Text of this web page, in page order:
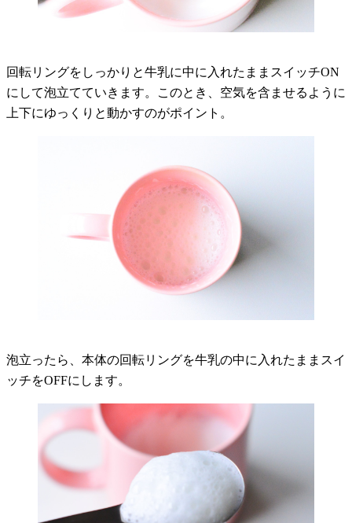
回転リングをしっかりと牛乳に中に入れたままスイッチON
にして泡立てていきます。このとき、空気を含ませるように
上下にゆっくりと動かすのがポイント。
泡立ったら、本体の回転リングを牛乳の中に入れたままスイ
ッチをOFFにします。